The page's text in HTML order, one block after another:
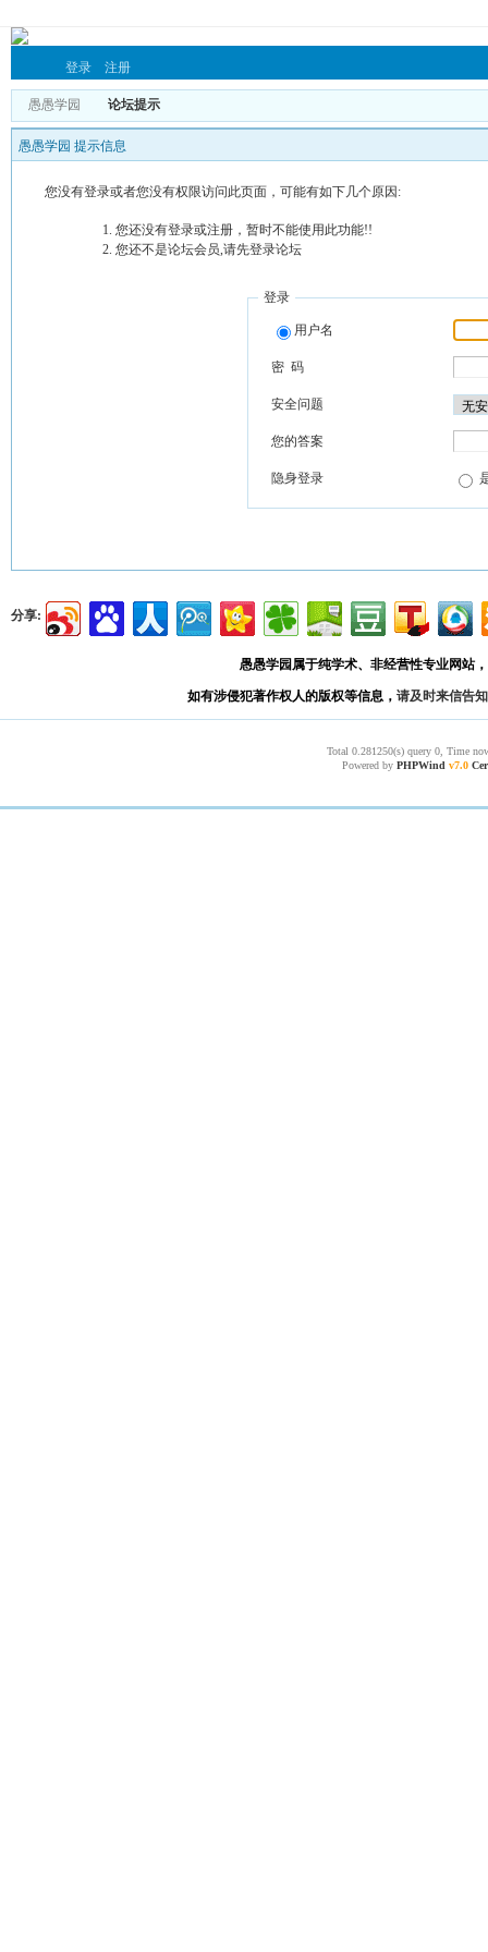
登录 注册
愚愚学园 论坛提示
愚愚学园 提示信息
您没有登录或者您没有权限访问此页面，可能有如下几个原因:
您还没有登录或注册，暂时不能使用此功能!!
您还不是论坛会员,请先登录论坛
登录
用户名
密 码
安全问题
您的答案
隐身登录
分享:
愚愚学园属于纯学术、非经营性专业网站
如有涉侵犯著作权人的版权等信息， 请及时来信告知
Total 0.281250(s) query 0, Time
Powered by PHPWind v7.0